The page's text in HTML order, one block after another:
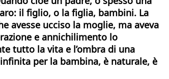
il figlio, o la figlia, bambini. La
avesse ucciso la moglie, ma aveva
e annichilimento lo
tutto la vita e l’ombra di una
per la bambina, è naturale, è